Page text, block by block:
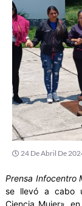
24 De Abril De
Prensa Infocentro
se llevó a cabo